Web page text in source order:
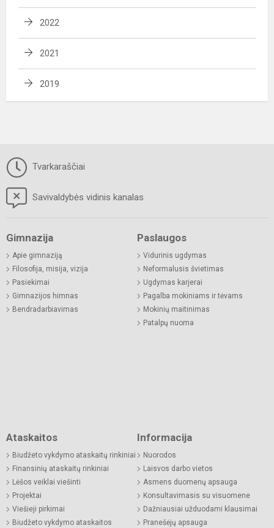
2022
2021
2019
Tvarkaraščiai
Savivaldybės vidinis kanalas
Gimnazija
Apie gimnaziją
Filosofija, misija, vizija
Pasiekimai
Gimnazijos himnas
Bendradarbiavimas
Paslaugos
Vidurinis ugdymas
Neformalusis švietimas
Ugdymas karjerai
Pagalba mokiniams ir tėvams
Mokinių maitinimas
Patalpų nuoma
Ataskaitos
Biudžeto vykdymo ataskaitų rinkiniai
Finansinių ataskaitų rinkiniai
Lėšos veiklai viešinti
Projektai
Viešieji pirkimai
Biudžeto vykdymo ataskaitos
Informacija
Nuorodos
Laisvos darbo vietos
Asmens duomenų apsauga
Konsultavimasis su visuomene
Dažniausiai užduodami klausimai
Pranešėjų apsauga